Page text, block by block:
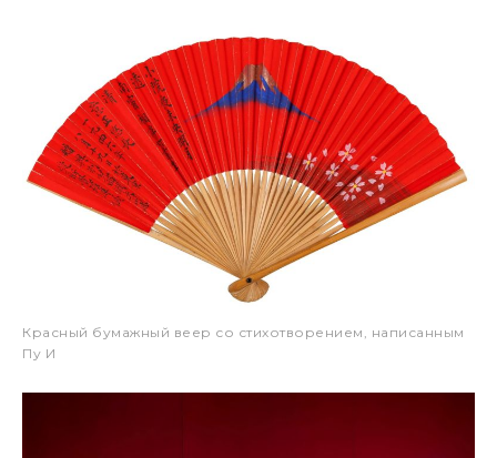
Красный бумажный веер со стихотворением, написанным
Пу И